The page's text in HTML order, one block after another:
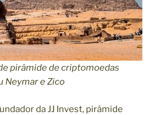
pirâmide de criptomoedas
Neymar e Zico
da JJ Invest, pirâmide